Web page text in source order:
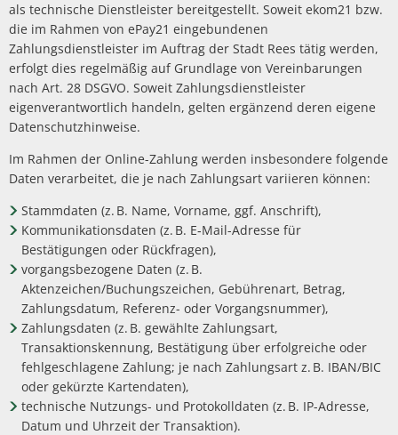
als technische Dienstleister bereitgestellt. Soweit ekom21 bzw.
die im Rahmen von ePay21 eingebundenen
Zahlungsdienstleister im Auftrag der Stadt Rees tätig werden,
erfolgt dies regelmäßig auf Grundlage von Vereinbarungen
nach Art. 28 DSGVO. Soweit Zahlungsdienstleister
eigenverantwortlich handeln, gelten ergänzend deren eigene
Datenschutzhinweise.
Im Rahmen der Online-Zahlung werden insbesondere folgende
Daten verarbeitet, die je nach Zahlungsart variieren können:
Stammdaten (z. B. Name, Vorname, ggf. Anschrift),
Kommunikationsdaten (z. B. E‑Mail-Adresse für
Bestätigungen oder Rückfragen),
vorgangsbezogene Daten (z. B.
Aktenzeichen/Buchungszeichen, Gebührenart, Betrag,
Zahlungsdatum, Referenz- oder Vorgangsnummer),
Zahlungsdaten (z. B. gewählte Zahlungsart,
Transaktionskennung, Bestätigung über erfolgreiche oder
fehlgeschlagene Zahlung; je nach Zahlungsart z. B. IBAN/BIC
oder gekürzte Kartendaten),
technische Nutzungs- und Protokolldaten (z. B. IP-Adresse,
Datum und Uhrzeit der Transaktion).